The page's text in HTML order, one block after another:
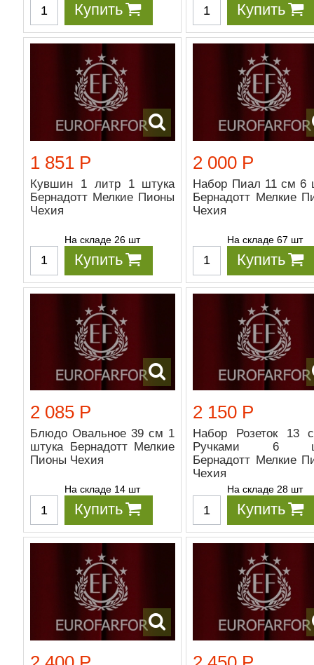
Купить Купить
1 851 Р
Кувшин 1 литр 1 штука
Бернадотт Мелкие Пионы
Чехия
На складе 26 шт
Купить
2 000 Р
Набор Пиал 11 см 6
Бернадотт Мелкие
Чехия
На складе 67 шт
Купить
2 085 Р
Блюдо Овальное 39 см 1
штука Бернадотт Мелкие
Пионы Чехия
На складе 14 шт
Купить
2 150 Р
Набор Розеток 13
Ручками 6
Бернадотт Мелкие
Чехия
На складе 28 шт
Купить